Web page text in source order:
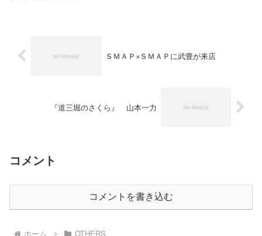
ＳＭＡＰ×ＳＭＡＰに武豊が来店
『道三堀のさくら』 山本一力
コメント
コメントを書き込む
ホーム OTHERS